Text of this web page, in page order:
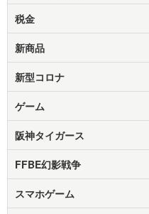
税金
新商品
新型コロナ
ゲーム
阪神タイガース
FFBE幻影戦争
スマホゲーム